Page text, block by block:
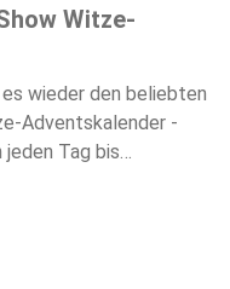
Witze-
wieder den beliebten
Tag bis
Witz! Lacher